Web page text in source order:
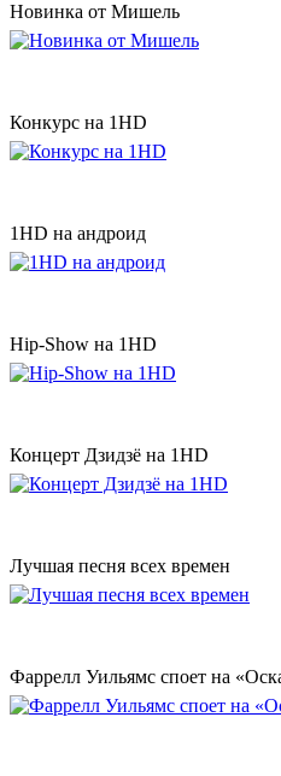
Новинка от Мишель
Конкурс на 1HD
1HD на андроид
Hip-Show на 1HD
Концерт Дзидзё на 1HD
Лучшая песня всех времен
Фаррелл Уильямс споет на